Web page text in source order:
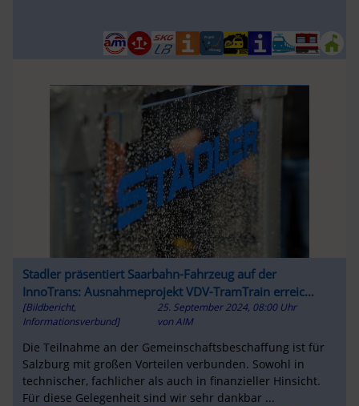
Stadler präsentiert Saarbahn-Fahrzeug auf der
InnoTrans: Ausnahmeprojekt VDV-TramTrain erreicht
bedeutenden Meilenstein
[Bildbericht,
Informationsverbund]
25. September 2024, 08:00 Uhr
vonAIM
Die Teilnahme an der Gemeinschaftsbeschaffung ist für
Salzburg mit großen Vorteilen verbunden. Sowohl in
technischer, fachlicher als auch in finanzieller Hinsicht.
Für diese Gelegenheit sind wir sehr dankbar ...